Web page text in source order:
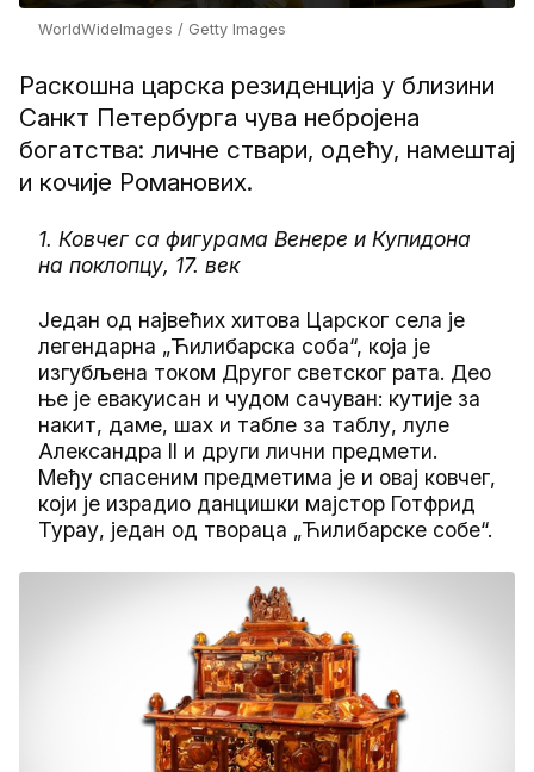
WorldWideImages / Getty Images
Раскошна царска резиденција у близини
Санкт Петербурга чува небројена
богатства: личне ствари, одећу, намештај
и кочије Романових.
1. Ковчег са фигурама Венере и Купидона
на поклопцу, 17. век
Један од највећих хитова Царског села је
легендарна „Ћилибарска соба“, која је
изгубљена током Другог светског рата. Део
ње је евакуисан и чудом сачуван: кутије за
накит, даме, шах и табле за таблу, луле
Александра II и други лични предмети.
Међу спасеним предметима је и овај ковчег,
који је израдио данцишки мајстор Готфрид
Турау, један од твораца „Ћилибарске собе“.